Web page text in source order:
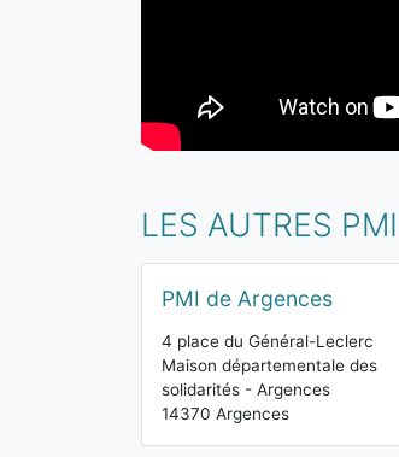
LES AUTRES
PMI de Argences
4 place du Général-Leclerc
Maison départementale des
solidarités - Argences
14370 Argences